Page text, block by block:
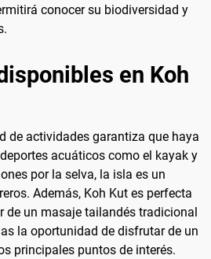
conocer su biodiversidad y
en Koh
de actividades garantiza que haya
acuáticos como el kayak y
por la selva, la isla es un
Además, Koh Kut es perfecta
de un masaje tailandés tradicional
la oportunidad de disfrutar de un
principales puntos de interés.